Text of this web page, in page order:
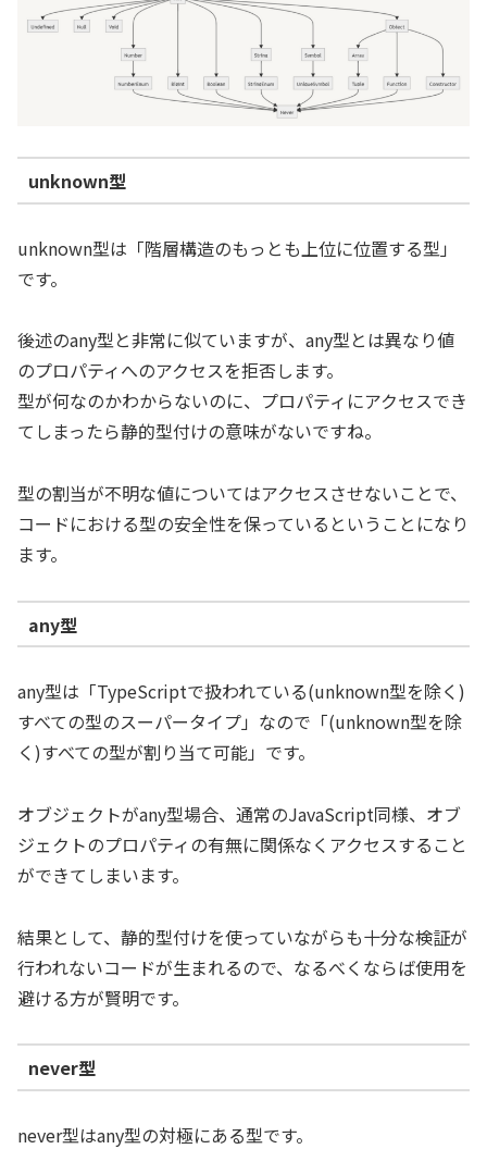
unknown型
unknown型は「階層構造のもっとも上位に位置する型」
です。
後述のany型と非常に似ていますが、any型とは異なり値
のプロパティへのアクセスを拒否します。
型が何なのかわからないのに、プロパティにアクセスでき
てしまったら静的型付けの意味がないですね。
型の割当が不明な値についてはアクセスさせないことで、
コードにおける型の安全性を保っているということになり
ます。
any型
any型は「TypeScriptで扱われている(unknown型を除く)
すべての型のスーパータイプ」なので「(unknown型を除
く)すべての型が割り当て可能」です。
オブジェクトがany型場合、通常のJavaScript同様、オブ
ジェクトのプロパティの有無に関係なくアクセスすること
ができてしまいます。
結果として、静的型付けを使っていながらも十分な検証が
行われないコードが生まれるので、なるべくならば使用を
避ける方が賢明です。
never型
never型はany型の対極にある型です。